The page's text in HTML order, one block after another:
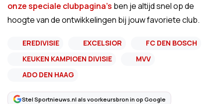
onze speciale clubpagina's ben je altijd snel op de
hoogte van de ontwikkelingen bij jouw favoriete club.
EREDIVISIE EXCELSIOR
FC DEN BOSCH
KEUKEN KAMPIOEN DIVISIE
MVV
ADO DEN HAAG
Stel Sportnieuws.nl als voorkeursbron in op Google